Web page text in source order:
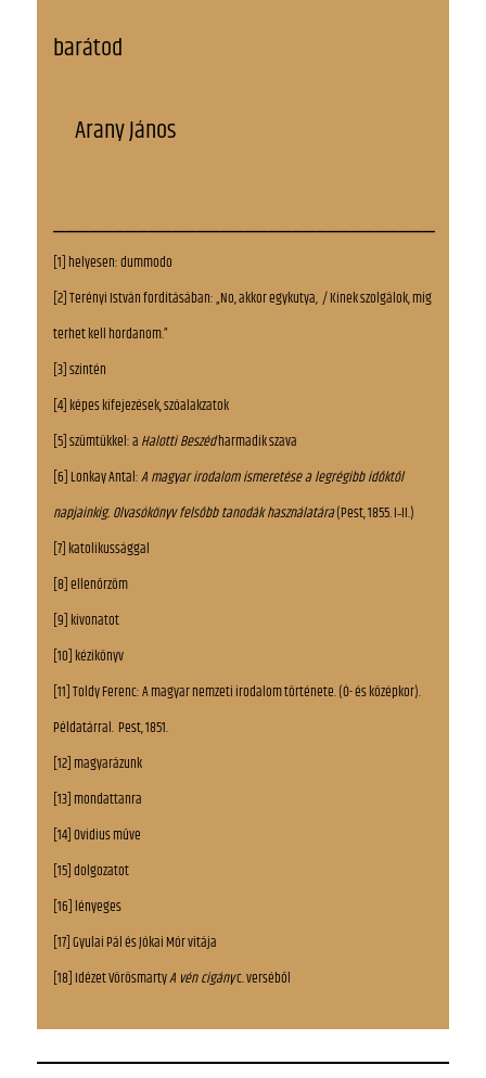
barátod
Arany János
________________________________
[1] helyesen: dummodo
[2] Terényi István fordításában: „No, akkor egykutya, / Kinek szolgálok, míg
terhet kell hordanom.”
[3] szintén
[4] képes kifejezések, szóalakzatok
[5] szümtükkel: a Halotti Beszédharmadik szava
[6] Lonkay Antal:A magyar irodalom ismeretése a legrégibb időktől
napjainkig. Olvasókönyv felsőbb tanodák használatára(Pest, 1855. I˗II.)
[7] katolikussággal
[8] ellenőrzöm
[9] kivonatot
[10] kézikönyv
[11] Toldy Ferenc: A magyar nemzeti irodalom története. (Ó- és középkor).
Példatárral. Pest, 1851.
[12] magyarázunk
[13] mondattanra
[14] Ovidius műve
[15] dolgozatot
[16] lényeges
[17] Gyulai Pál és Jókai Mór vitája
[18] Idézet VörösmartyA vén cigányc. verséből